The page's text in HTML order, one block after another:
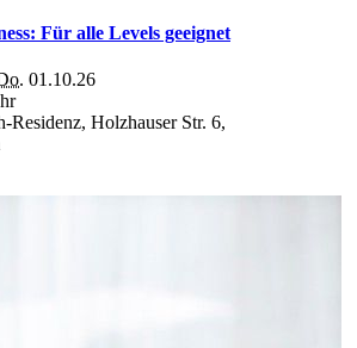
Für alle Levels geeignet
01.10.26
Residenz, Holzhauser Str. 6,